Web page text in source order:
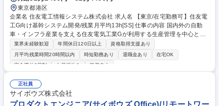
東京都港区
企業名 住友電工情報システム株式会社 求人名 【東京/在宅勤務可】住友電
工G向け基幹システム開発/残業月平均13h[SS] 仕事の内容 国内外の自動
車・インフラ産業を支える住友電気工業Gが利用する生産管理を中心とし
た基幹システム開発案件において設計/開発/導入/運用保守、将来的に企
画・要件定義の上流工程、リーダー業務をお任せします。 システム開発ス
キルや経験に応じて先輩社員と一緒に各社、各事業部案件の開発・保守に
するフレームワークでの開発方法等も習得いただいたうえで、企業単位あ
るいは事業部単位の担当として案件を担当いただきます。 将来的には大規
模/新規プロジェクトにも挑戦していただけます。 募集職種 【東京/在宅勤
務可】住友電工G向け基幹システム開発/残業月平均13h[SS]
業界未経験歓迎 年間休日120日以上
資格取得支援あり
月平均残業時間20時間以内
時短勤務あり 退職金あり
在宅OK
完全週休2日制
土日祝休み 服装自由
正社員
サイボウズ株式会社
プロダクトエンジニア(サイボウズ Office)/リモートワー